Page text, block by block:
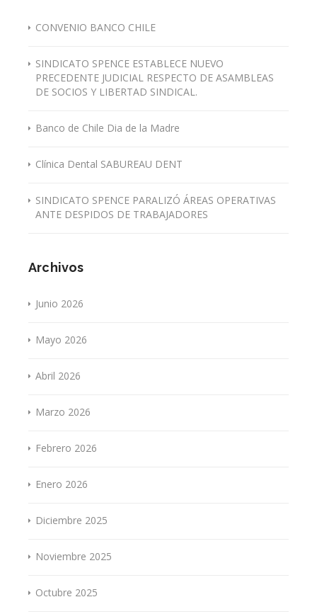
CONVENIO BANCO CHILE
SINDICATO SPENCE ESTABLECE NUEVO
PRECEDENTE JUDICIAL RESPECTO DE ASAMBLEAS
DE SOCIOS Y LIBERTAD SINDICAL.
Banco de Chile Dia de la Madre
Clínica Dental SABUREAU DENT
SINDICATO SPENCE PARALIZÓ ÁREAS OPERATIVAS
ANTE DESPIDOS DE TRABAJADORES
Archivos
Junio 2026
Mayo 2026
Abril 2026
Marzo 2026
Febrero 2026
Enero 2026
Diciembre 2025
Noviembre 2025
Octubre 2025